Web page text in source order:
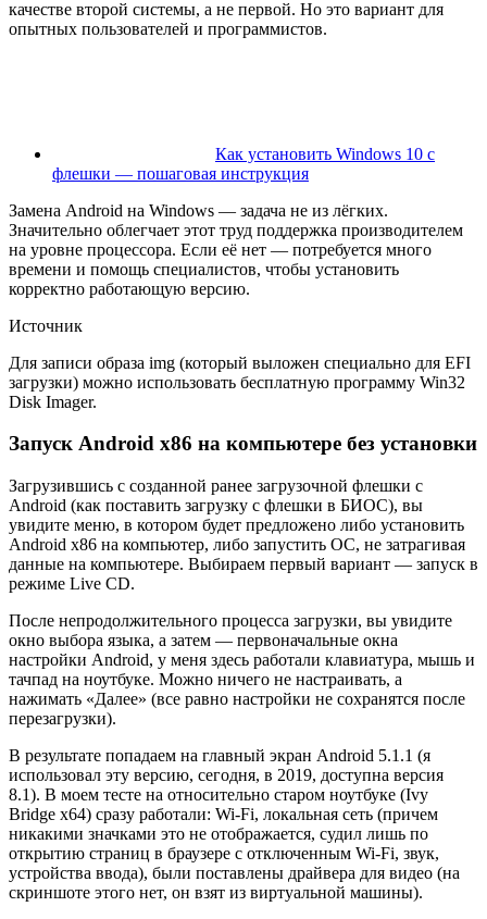
качестве второй системы, а не первой. Но это вариант для
опытных пользователей и программистов.
Как установить Windows 10 с
флешки — пошаговая инструкция
Замена Android на Windows — задача не из лёгких.
Значительно облегчает этот труд поддержка производителем
на уровне процессора. Если её нет — потребуется много
времени и помощь специалистов, чтобы установить
корректно работающую версию.
Источник
Для записи образа img (который выложен специально для EFI
загрузки) можно использовать бесплатную программу Win32
Disk Imager.
Запуск Android x86 на компьютере без установки
Загрузившись с созданной ранее загрузочной флешки с
Android (как поставить загрузку с флешки в БИОС), вы
увидите меню, в котором будет предложено либо установить
Android x86 на компьютер, либо запустить ОС, не затрагивая
данные на компьютере. Выбираем первый вариант — запуск в
режиме Live CD.
После непродолжительного процесса загрузки, вы увидите
окно выбора языка, а затем — первоначальные окна
настройки Android, у меня здесь работали клавиатура, мышь и
тачпад на ноутбуке. Можно ничего не настраивать, а
нажимать «Далее» (все равно настройки не сохранятся после
перезагрузки).
В результате попадаем на главный экран Android 5.1.1 (я
использовал эту версию, сегодня, в 2019, доступна версия
8.1). В моем тесте на относительно старом ноутбуке (Ivy
Bridge x64) сразу работали: Wi-Fi, локальная сеть (причем
никакими значками это не отображается, судил лишь по
открытию страниц в браузере с отключенным Wi-Fi, звук,
устройства ввода), были поставлены драйвера для видео (на
скриншоте этого нет, он взят из виртуальной машины).